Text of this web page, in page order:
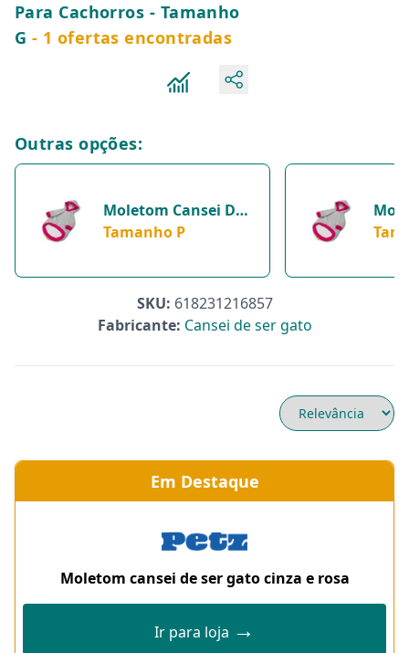
Para Cachorros - Tamanho
G - 1 ofertas encontradas
Outras opções:
Moletom Cansei De
Ser Gato Cinza E
Tamanho P
Tamanho P
Ser
SKU: 618231216857
Fabricante: Cansei de ser gato
Em Destaque
Moletom cansei de ser gato cinza e rosa
Ir para loja →